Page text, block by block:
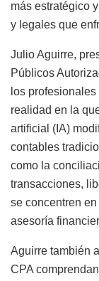
más estratégico
y legales que
Julio Aguirre,
Públicos
los
realidad en la
artificial (IA)
contables
como la
transacciones,
se concentren
asesoría
Aguirre también
CPA